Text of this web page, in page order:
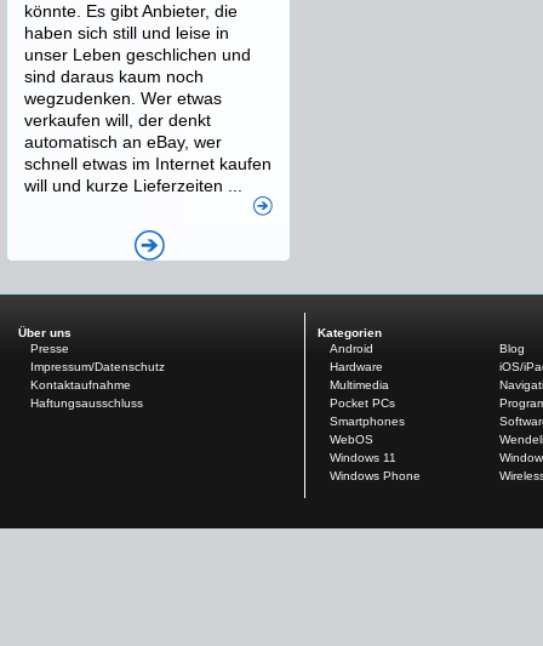
könnte. Es gibt Anbieter, die
haben sich still und leise in
unser Leben geschlichen und
sind daraus kaum noch
wegzudenken. Wer etwas
verkaufen will, der denkt
automatisch an eBay, wer
schnell etwas im Internet kaufen
will und kurze Lieferzeiten ...
Über uns
Presse
Impressum/Datenschutz
Kontaktaufnahme
Haftungsausschluss
Kategorien
Android
Blog
Hardware
iOS/
Multimedia
Pocket PCs
Smartphones
WebOS
Windows 11
Windows Phone